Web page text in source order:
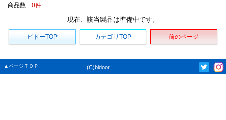
商品数 0件
現在、該当製品は準備中です。
ビドーTOP カテゴリTOP 前のページ
▲ページＴＯＰ (C)bidoor